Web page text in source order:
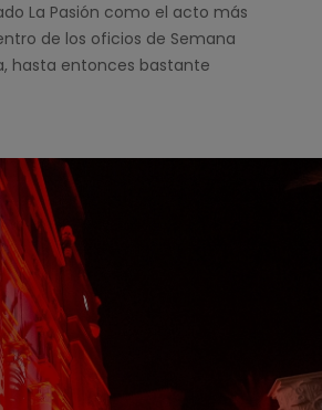
La Pasión como el acto más
de los oficios de Semana
hasta entonces bastante